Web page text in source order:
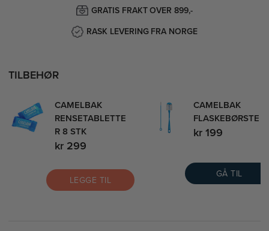
GRATIS FRAKT OVER 899,-
RASK LEVERING FRA NORGE
TILBEHØR
CAMELBAK
RENSETABLETTE
R 8 STK
kr 299
LEGGE TIL
CAMELBAK
FLASKEBØRSTE
kr 199
GÅ TIL